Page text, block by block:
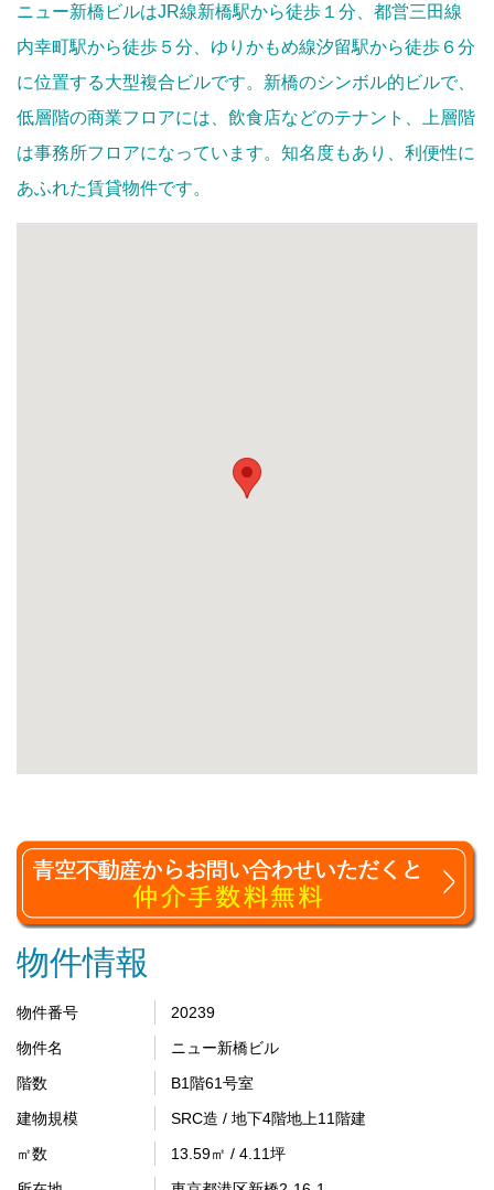
ニュー新橋ビルはJR線新橋駅から徒歩１分、都営三田線
内幸町駅から徒歩５分、ゆりかもめ線汐留駅から徒歩６分
に位置する大型複合ビルです。新橋のシンボル的ビルで、
低層階の商業フロアには、飲食店などのテナント、上層階
は事務所フロアになっています。知名度もあり、利便性に
あふれた賃貸物件です。
物件情報
物件番号
20239
物件名
ニュー新橋ビル
階数
B1階61号室
建物規模
SRC造 / 地下4階地上11階建
㎡数
13.59㎡ / 4.11坪